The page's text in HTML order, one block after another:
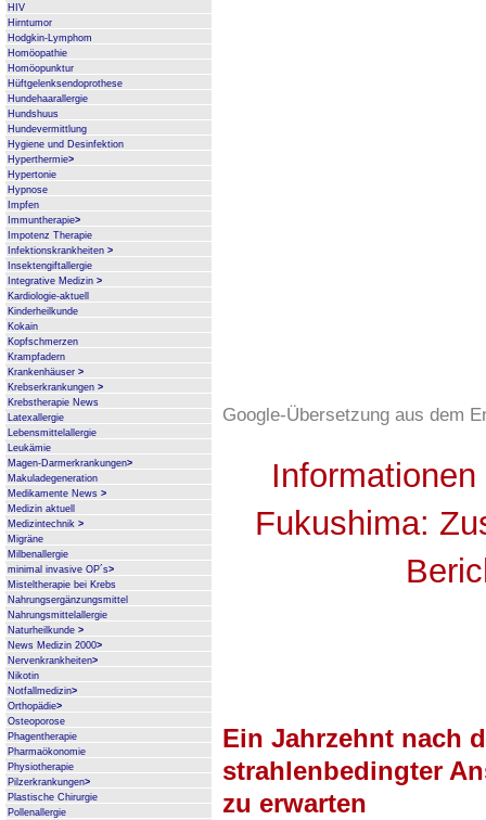
HIV
Hirntumor
Hodgkin-Lymphom
Homöopathie
Homöopunktur
Hüftgelenksendoprothese
Hundehaarallergie
Hundshuus
Hundevermittlung
Hygiene und Desinfektion
Hyperthermie>
Hypertonie
Hypnose
Impfen
Immuntherapie>
Impotenz Therapie
Infektionskrankheiten >
Insektengiftallergie
Integrative Medizin >
Kardiologie-aktuell
Kinderheilkunde
Kokain
Kopfschmerzen
Krampfadern
Krankenhäuser >
Krebserkrankungen >
Krebstherapie News
Latexallergie
Lebensmittelallergie
Leukämie
Magen-Darmerkrankungen>
Makuladegeneration
Medikamente News >
Medizin aktuell
Medizintechnik >
Migräne
Milbenallergie
minimal invasive OP´s>
Misteltherapie bei Krebs
Nahrungsergänzungsmittel
Nahrungsmittelallergie
Naturheilkunde >
News Medizin 2000>
Nervenkrankheiten>
Nikotin
Notfallmedizin>
Orthopädie>
Osteoporose
Phagentherapie
Pharmaökonomie
Physiotherapie
Pilzerkrankungen>
Plastische Chirurgie
Pollenallergie
Google-Übersetzung aus dem
Fukushima:
Ein Jahrzehnt nach
strahlenbedingter
zu erwarten